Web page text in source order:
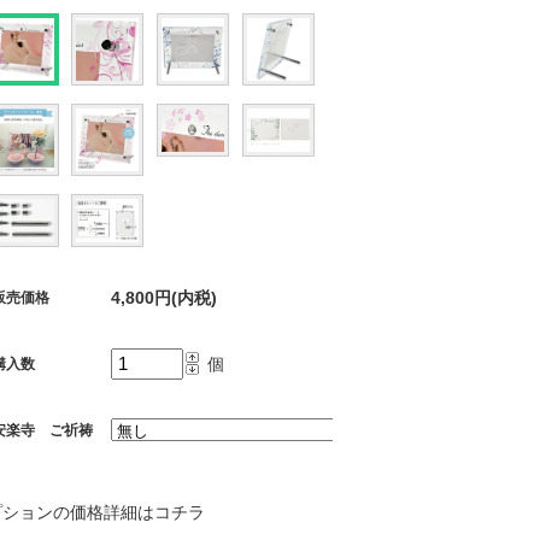
売価格 4,800円(内税)
入数 個
楽寺 ご祈祷
ョンの価格詳細はコチラ